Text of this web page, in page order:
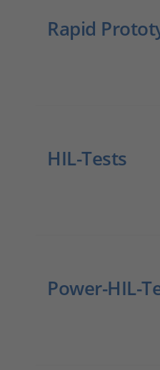
Rapid
HIL-Tests
Power-HIL-